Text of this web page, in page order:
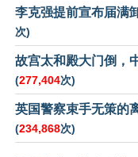
李克强提前宣布届满
次)
故宫太和殿大门倒，
(277,404次)
英国警察束手无策的
(234,868次)